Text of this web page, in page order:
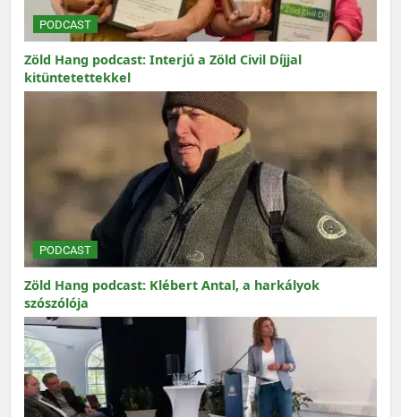
PODCAST
Zöld Hang podcast: Interjú a Zöld Civil Díjjal
kitüntetettekkel
PODCAST
Zöld Hang podcast: Klébert Antal, a harkályok
szószólója